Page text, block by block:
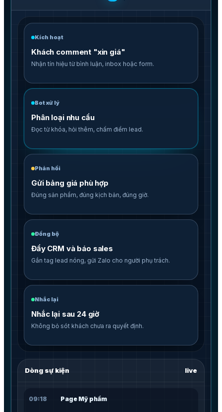
Kích hoạt
Khách comment "xin giá"
Nhận tín hiệu từ bình luận, inbox hoặc form.
Bot xử lý
Phân loại nhu cầu
Đọc từ khóa, hỏi thêm, chấm điểm lead.
Phản hồi
Gửi bảng giá phù hợp
Đúng sản phẩm, đúng kịch bản, đúng giờ.
Đồng bộ
Đẩy CRM và báo sales
Gắn tag lead nóng, gửi Zalo cho người phụ trách.
Nhắc lại
Nhắc lại sau 24 giờ
Không bỏ sót khách chưa ra quyết định.
Dòng sự kiện live
09:18 Page Mỹ phẩm